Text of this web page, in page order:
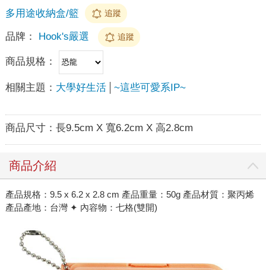
多用途收納盒/籃
追蹤
品牌： Hook's嚴選 追蹤
商品規格：
相關主題： 大學好生活 ~這些可愛系IP~
商品尺寸： 長9.5cm X 寬6.2cm X 高2.8cm
商品介紹
產品規格：9.5 x 6.2 x 2.8 cm 產品重量：50g 產品材質：聚丙烯
產品產地：台灣 ✦ 內容物：七格(雙開)